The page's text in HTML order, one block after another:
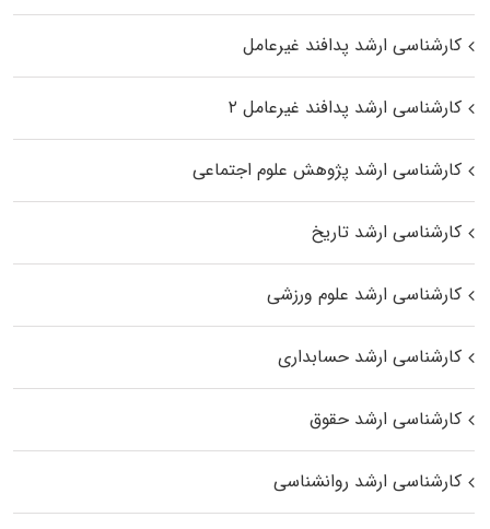
کارشناسی ارشد پدافند غیرعامل
کارشناسی ارشد پدافند غیرعامل ۲
کارشناسی ارشد پژوهش علوم اجتماعی
کارشناسی ارشد تاریخ
کارشناسی ارشد علوم ورزشی
کارشناسی ارشد حسابداری
کارشناسی ارشد حقوق
کارشناسی ارشد روانشناسی